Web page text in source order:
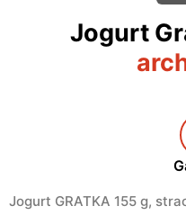
Jogurt
Jogurt GRATKA 155 g,